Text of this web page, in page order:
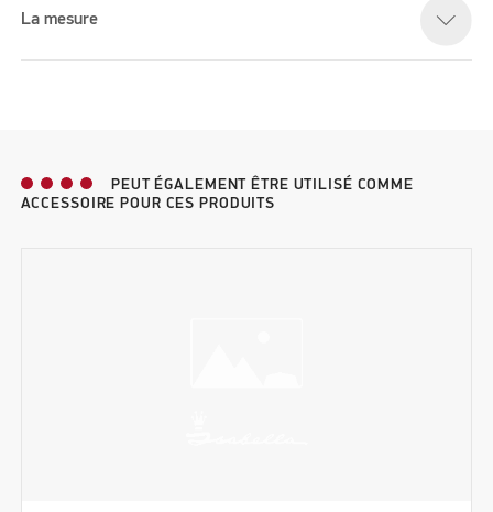
La mesure
PEUT ÉGALEMENT ÊTRE UTILISÉ COMME
ACCESSOIRE POUR CES PRODUITS